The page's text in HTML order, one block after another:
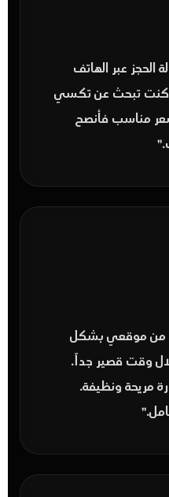
عبر الهاتف
كنت تبحث عنتكسي
مناسب فأنصح
موقعيبشكل
وقت قصير جداً.
مريحة ونظيفة.